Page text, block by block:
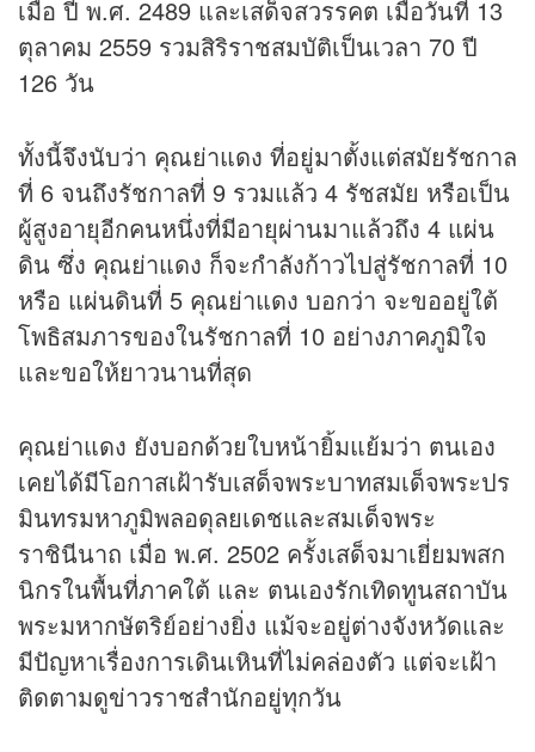
เมื่อ ปี พ.ศ. 2489 และเสด็จสวรรคต เมื่อวันที่ 13
ตุลาคม 2559 รวมสิริราชสมบัติเป็นเวลา 70 ปี
126 วัน
ทั้งนี้จึงนับว่า คุณย่าแดง ที่อยู่มาตั้งแต่สมัยรัชกาล
ที่ 6 จนถึงรัชกาลที่ 9 รวมแล้ว 4 รัชสมัย หรือเป็น
ผู้สูงอายุอีกคนหนึ่งที่มีอายุผ่านมาแล้วถึง 4 แผ่น
ดิน ซึ่ง คุณย่าแดง ก็จะกำลังก้าวไปสู่รัชกาลที่ 10
หรือ แผ่นดินที่ 5 คุณย่าแดง บอกว่า จะขออยู่ใต้
โพธิสมภารของในรัชกาลที่ 10 อย่างภาคภูมิใจ
และขอให้ยาวนานที่สุด
คุณย่าแดง ยังบอกด้วยใบหน้ายิ้มแย้มว่า ตนเอง
เคยได้มีโอกาสเฝ้ารับเสด็จพระบาทสมเด็จพระปร
มินทรมหาภูมิพลอดุลยเดชและสมเด็จพระ
ราชินีนาถ เมื่อ พ.ศ. 2502 ครั้งเสด็จมาเยี่ยมพสก
นิกรในพื้นที่ภาคใต้ และ ตนเองรักเทิดทูนสถาบัน
พระมหากษัตริย์อย่างยิ่ง แม้จะอยู่ต่างจังหวัดและ
มีปัญหาเรื่องการเดินเหินที่ไม่คล่องตัว แต่จะเฝ้า
ติดตามดูข่าวราชสำนักอยู่ทุกวัน